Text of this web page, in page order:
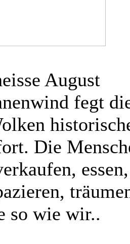
August
fegt
Die
essen,
so wie wir..